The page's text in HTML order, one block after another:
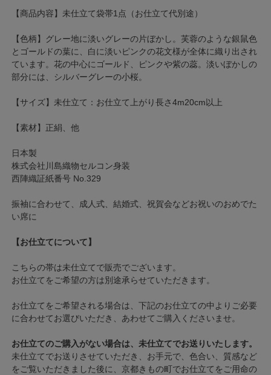
【商品内容】未仕立て袋帯1点（お仕立て代別途）
【色柄】グレー地に淡いグレーの片ぼかし。芙蓉のような銀鼠色
とゴールドの葉に、白に淡いピンクの花文様が全体に織り出され
ています。花の中心にゴールド、ピンクや紫の蕊。淡いぼかしの
部分には、シルバーグレーの小桜。
【サイズ】未仕立て：お仕立て上がり長さ4m20cm以上
【素材】正絹、他
日本製
株式会社川島織物セルコン身装
西陣織証紙番号 No.329
振袖に合わせて、成人式、結婚式、祝賀会などお祝いのおめでた
い席に
【お仕立てについて】
こちらの帯は未仕立てで販売でございます。
お仕立てをご希望の方は別途承らせていただきます。
お仕立てをご希望される場合は、下記のお仕立ての中よりご必要
に合わせてお選びいただき、あわせてご購入くださいませ。
お仕立てのご購入がない場合は、未仕立てでお送りいたします。
未仕立てでお送りさせていただき、お手元で、色合い、質感など
をご覧いただきました後に、京都きもの町でお仕立てをご用命の